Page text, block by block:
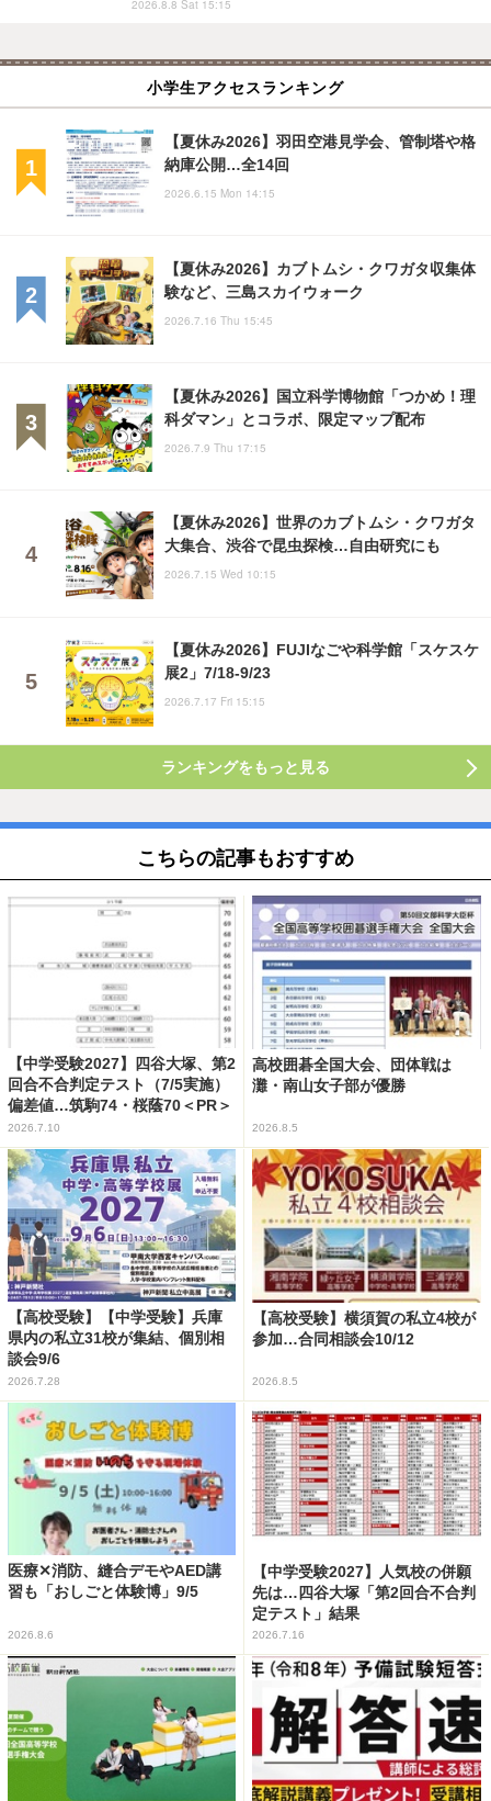
2026.8.8 Sat 15:15
小学生アクセスランキング
【夏休み2026】羽田空港見学会、管制塔や格
納庫公開…全14回
2026.6.15 Mon 14:15
【夏休み2026】カブトムシ・クワガタ収集体
験など、三島スカイウォーク
2026.7.16 Thu 15:45
【夏休み2026】国立科学博物館「つかめ！理
科ダマン」とコラボ、限定マップ配布
2026.7.9 Thu 17:15
【夏休み2026】世界のカブトムシ・クワガタ
大集合、渋谷で昆虫探検…自由研究にも
2026.7.15 Wed 10:15
【夏休み2026】FUJIなごや科学館「スケスケ
展2」7/18-9/23
2026.7.17 Fri 15:15
ランキングをもっと見る
こちらの記事もおすすめ
【中学受験2027】四谷大塚、第2
回合不合判定テスト（7/5実施）
偏差値…筑駒74・桜蔭70＜PR＞
2026.7.10
高校囲碁全国大会、団体戦は
灘・南山女子部が優勝
2026.8.5
【高校受験】【中学受験】兵庫
県内の私立31校が集結、個別相
談会9/6
2026.7.28
【高校受験】横須賀の私立4校が
参加…合同相談会10/12
2026.8.5
医療✕消防、縫合デモやAED講
習も「おしごと体験博」9/5
2026.8.6
【中学受験2027】人気校の併願
先は…四谷大塚「第2回合不合判
定テスト」結果
2026.7.16